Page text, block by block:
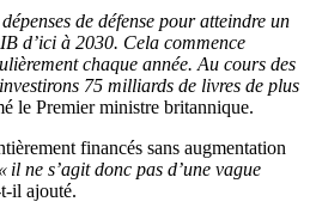
de défense pour atteindre un
d’ici à 2030. Cela commence
chaque année. Au cours des
75 milliards de livres de plus
le Premier ministre britannique.
financés sans augmentation
« il ne s’agit donc pas d’une vague
il ajouté.